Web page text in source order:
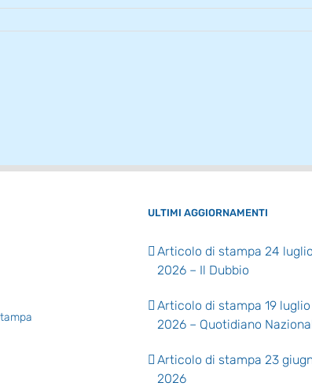
ULTIMI AGGIORNAMENTI
Articolo di stampa 24 luglio
2026 – Il Dubbio
Articolo di stampa 19 luglio
2026 – Quotidiano
Articolo di stampa 23
2026